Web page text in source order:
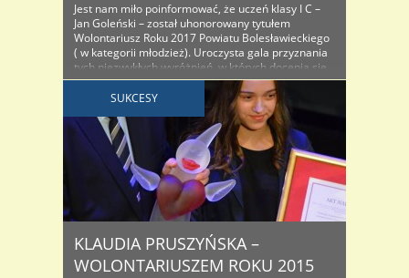
Jest nam miło poinformować, że uczeń klasy I C –
Jan Goleński – został uhonorowany tytułem
Wolontariusz Roku 2017 Powiatu Bolesławieckiego
( w kategorii młodzież). Uroczysta gala przyznania
tych niezwykłych wyróżnień, w których docenia się
zaangażowanie i pracę na rzecz innych odbyła się
w Teatrze Starym 5 grudnia. – Bo dla mnie – jako
SUKCESY
KLAUDIA PRUSZYŃSKA –
WOLONTARIUSZEM ROKU 2015